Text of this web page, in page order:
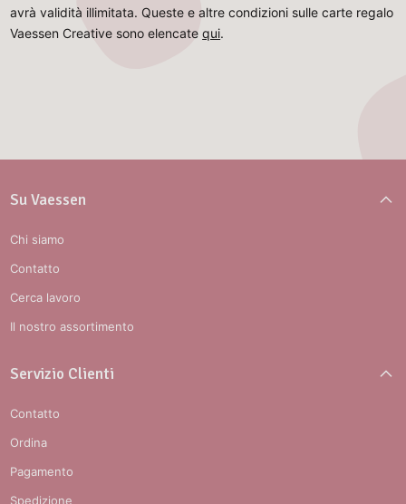
avrà validità illimitata. Queste e altre condizioni sulle carte regalo
Vaessen Creative sono elencatequi.
Su Vaessen
Chi siamo
Contatto
Cerca lavoro
Il nostro assortimento
Servizio Clienti
Contatto
Ordina
Pagamento
Spedizione